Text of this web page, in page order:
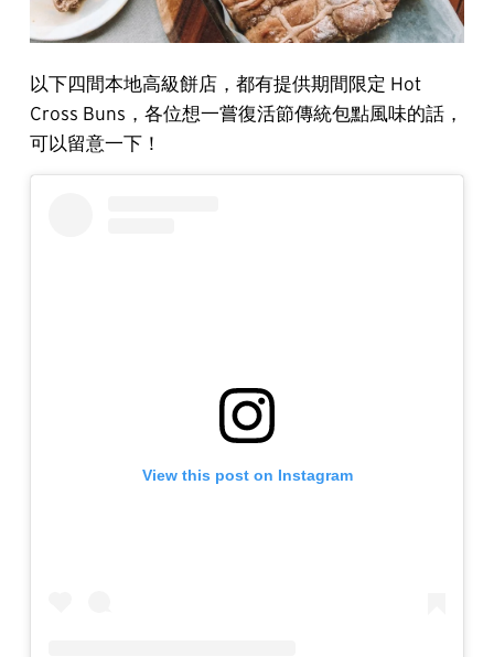
以下四間本地高級餅店，都有提供期間限定 Hot
Cross Buns，各位想一嘗復活節傳統包點風味的話，
可以留意一下！
View this post on Instagram